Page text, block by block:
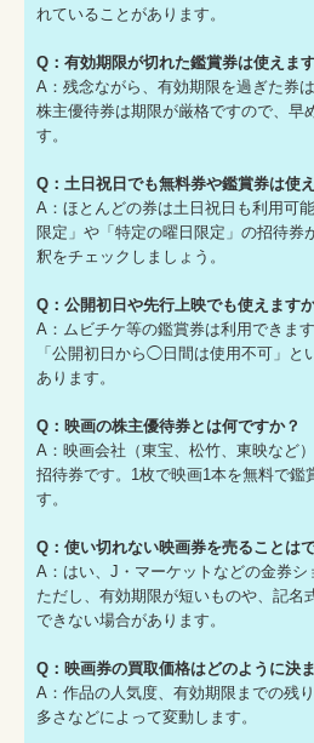
れていることがあります。
Q：有効期限が切れた鑑賞券は使えま
A：残念ながら、有効期限を過ぎた券
株主優待券は期限が厳格ですので、早
す。
Q：土日祝日でも無料券や鑑賞券は使
A：ほとんどの券は土日祝日も利用可
限定」や「特定の曜日限定」の招待券
釈をチェックしましょう。
Q：公開初日や先行上映でも使えます
A：ムビチケ等の鑑賞券は利用できま
「公開初日から◯日間は使用不可」と
あります。
Q：映画の株主優待券とは何ですか？
A：映画会社（東宝、松竹、東映など
招待券です。1枚で映画1本を無料で鑑
す。
Q：使い切れない映画券を売ることは
A：はい、J・マーケットなどの金券シ
ただし、有効期限が短いものや、記名
できない場合があります。
Q：映画券の買取価格はどのように決
A：作品の人気度、有効期限までの残
多さなどによって変動します。